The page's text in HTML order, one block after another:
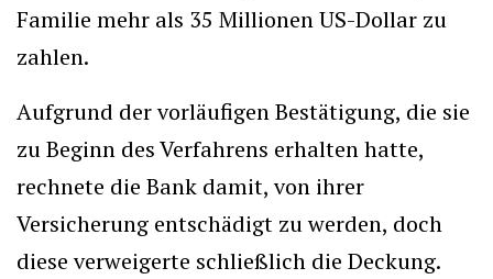
Familie mehr als 35 Millionen US-Dollar zu
zahlen.
Aufgrund der vorläufigen Bestätigung, die sie
zu Beginn des Verfahrens erhalten hatte,
rechnete die Bank damit, von ihrer
Versicherung entschädigt zu werden, doch
diese verweigerte schließlich die Deckung.